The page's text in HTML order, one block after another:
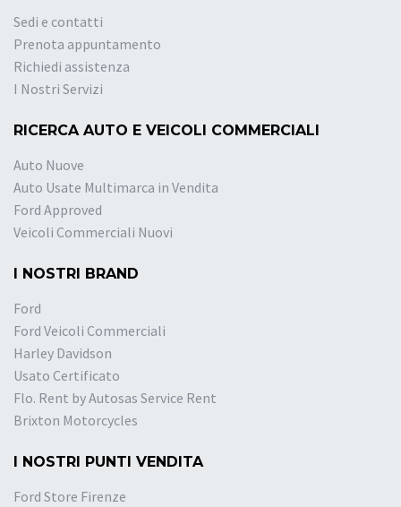
Sedi e contatti
Prenota appuntamento
Richiedi assistenza
I Nostri Servizi
RICERCA AUTO E VEICOLI COMMERCIALI
Auto Nuove
Auto Usate Multimarca in Vendita
Ford Approved
Veicoli Commerciali Nuovi
I NOSTRI BRAND
Ford
Ford Veicoli Commerciali
Harley Davidson
Usato Certificato
Flo. Rent by Autosas Service Rent
Brixton Motorcycles
I NOSTRI PUNTI VENDITA
Ford Store Firenze